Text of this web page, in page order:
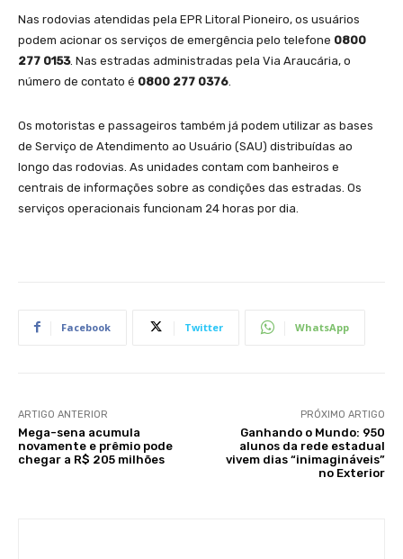
Nas rodovias atendidas pela EPR Litoral Pioneiro, os usuários
podem acionar os serviços de emergência pelo telefone 0800
277 0153. Nas estradas administradas pela Via Araucária, o
número de contato é 0800 277 0376
Os motoristas e passageiros também já podem utilizar as bases
de Serviço de Atendimento ao Usuário (SAU) distribuídas ao
longo das rodovias. As unidades contam com banheiros e
centrais de informações sobre as condições das estradas. Os
serviços operacionais funcionam 24 horas por dia.
Facebook Twitter WhatsApp
ARTIGO ANTERIOR
Mega-sena acumula
novamente e prêmio pode
chegar a R$ 205 milhões
PRÓXIMO ARTIGO
Ganhando o Mundo: 950
alunos da rede estadual
vivem dias “inimagináveis”
no Exterior